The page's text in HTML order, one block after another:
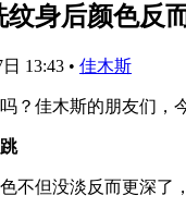
身后颜色反
13:43 • 佳木斯
？佳木斯的朋友们，
不但没淡反而更深了